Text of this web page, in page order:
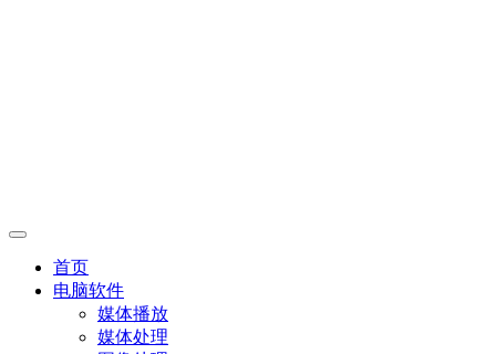
首页
电脑软件
媒体播放
媒体处理